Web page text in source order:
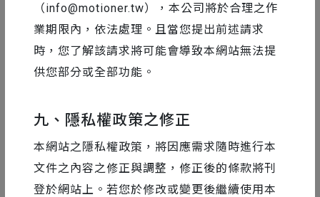
（info@motioner.tw），本公司將於合理之作
業期限內，依法處理。且當您提出前述請求
時，您了解該請求將可能會導致本網站無法提
供您部分或全部功能。
九、隱私權政策之修正
本網站之隱私權政策，將因應需求隨時進行本
文件之內容之修正與調整，修正後的條款將刊
登於網站上。若您於修改或變更後繼續使用本
不蹭元宇宙熱度怎麼行？無數個新名詞如小行星向我們
襲來，對人們認知造成衝擊，新領域與新需求層出不
窮，接下來又將如何應對這些新改變？不斷進化的策略
思維，是我們最強大的武器，隨時與新技術搭配，乘著
的新境界。